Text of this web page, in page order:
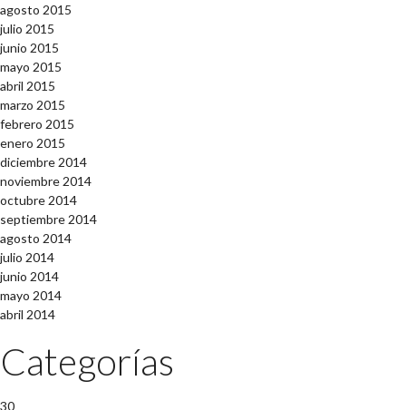
agosto 2015
julio 2015
junio 2015
mayo 2015
abril 2015
marzo 2015
febrero 2015
enero 2015
diciembre 2014
noviembre 2014
octubre 2014
septiembre 2014
agosto 2014
julio 2014
junio 2014
mayo 2014
abril 2014
Categorías
30